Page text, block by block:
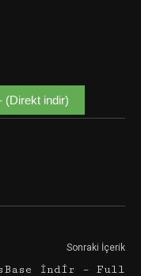
(Direkt indir)
Sonraki İçerik
İndir – Full